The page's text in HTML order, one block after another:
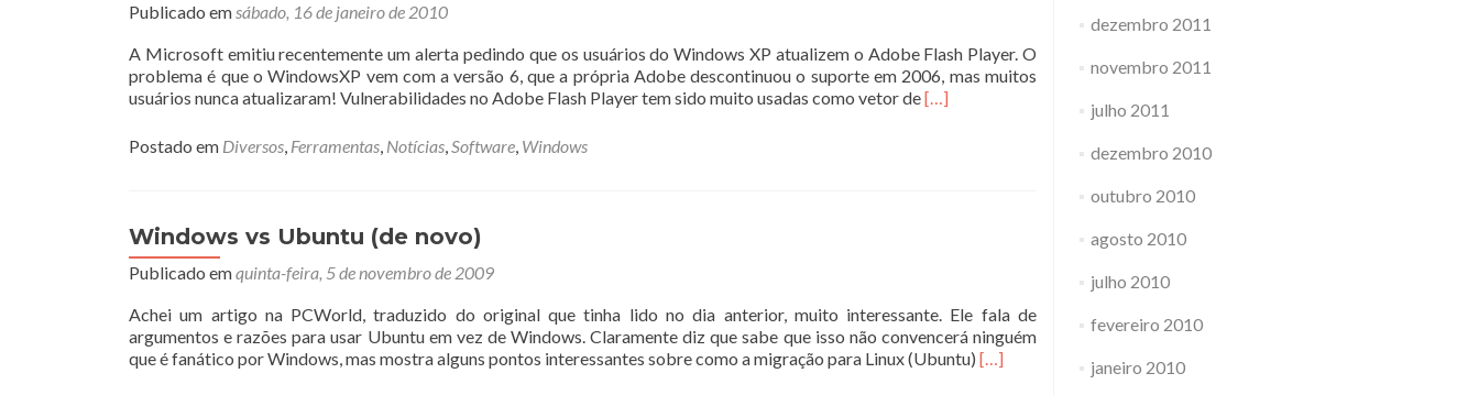
Publicado emsábado, 16 de janeiro de 2010
A Microsoft emitiu recentemente um alerta pedindo que os usuários do Windows XP atualizem o Adobe Flash Player. O
problema é que o WindowsXP vem com a versão 6, que a própria Adobe descontinuou o suporte em 2006, mas muitos
usuários nunca atualizaram! Vulnerabilidades no Adobe Flash Player tem sido muito usadas como vetor deLeia
[…]
Postado em Diversos, Ferramentas, Notícias,Software, Windows
Windows vs Ubuntu (de novo)
Publicado emquinta-feira, 5 de novembro de 2009
Achei um artigo na PCWorld, traduzido do original que tinha lido no dia anterior, muito interessante. Ele fala de
argumentos e razões para usar Ubuntu em vez de Windows. Claramente diz que sabe que isso não convencerá ninguém
que é fanático por Windows, mas mostra alguns pontos interessantes sobre como a migração para Linux (Ubuntu) Leia
[…]
dezembro 2011
novembro 2011
julho 2011
dezembro 2010
outubro 2010
agosto 2010
julho 2010
fevereiro 2010
janeiro 2010